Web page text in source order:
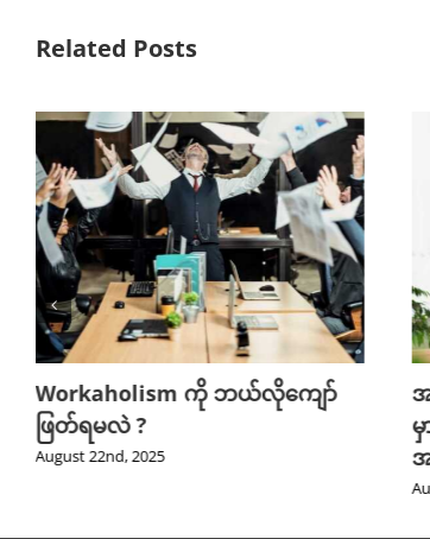
Related Posts
Workaholism ကို ဘယ်လိုကျော်
ဖြတ်ရမလဲ ?
August 22nd, 2025
အ